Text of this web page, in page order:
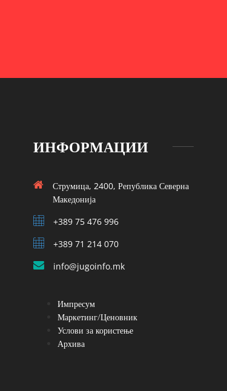
ИНФОРМАЦИИ
Струмица, 2400, Република Северна
Македонија
+389 75 476 996
+389 71 214 070
info@jugoinfo.mk
Импресум
Маркетинг/Ценовник
Услови за користење
Архива